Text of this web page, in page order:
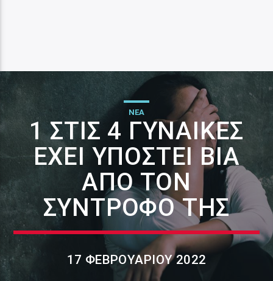
ΝΕΑ
1 ΣΤΙΣ 4 ΓΥΝΑΊΚΕΣ
ΈΧΕΙ ΥΠΟΣΤΕΊ ΒΊΑ
ΑΠΌ ΤΟΝ
ΣΎΝΤΡΟΦΌ ΤΗΣ
17 ΦΕΒΡΟΥΑΡΊΟΥ 2022